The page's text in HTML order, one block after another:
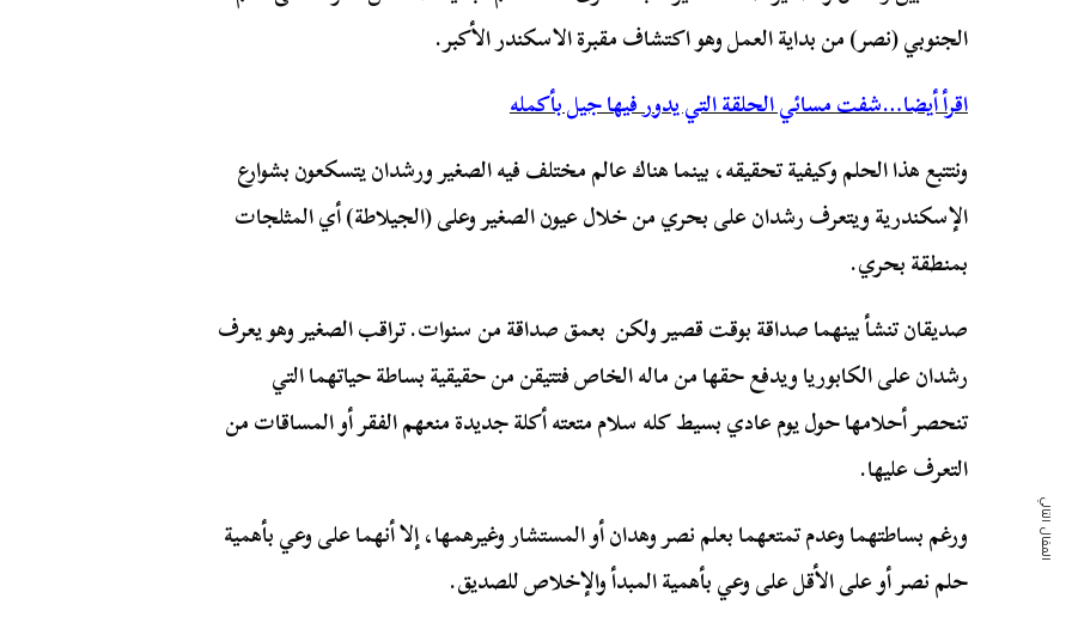
الجنوبي (نصر) من بداية العمل وهو اكتشاف مقبرة الاسكندر الأكبر.
اقرأ أيضا…شفت مسائي الحلقة التي يدور فيها جيل بأكمله
ونتتبع هذا الحلم وكيفية تحقيقه، بينما هناك عالم مختلف فيه الصغير ورشدان يتسكعون بشوارع
الإسكندرية ويتعرف رشدان على بحري من خلال عيون الصغير وعلى (الجيلاطة) أي المثلجات
بمنطقة بحري.
صديقان تنشأ بينهما صداقة بوقت قصير ولكن بعمق صداقة من سنوات. تراقب الصغير وهو يعرف
رشدان على الكابوريا ويدفع حقها من ماله الخاص فتتيقن من حقيقية بساطة حياتهما التي
تنحصر أحلامها حول يوم عادي بسيط كله سلام متعته أكلة جديدة منعهم الفقر أو المساقات من
التعرف عليها.
ورغم بساطتهما وعدم تمتعهما بعلم نصر وهدان أو المستشار وغيرهمها، إلا أنهما على وعي بأهمية
حلم نصر أو على الأقل على وعي بأهمية المبدأ والإخلاص للصديق.
المقال التالي